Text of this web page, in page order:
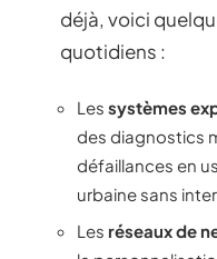
déjà, voici
quotidiens :
Les systèmes
des diagnostics
défaillances en
urbaine sans
Les réseaux de